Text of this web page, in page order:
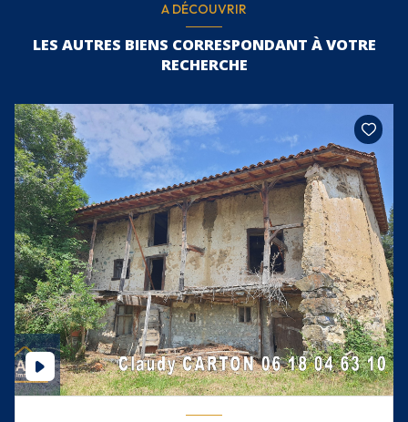
A DÉCOUVRIR
LES AUTRES BIENS CORRESPONDANT À VOTRE
RECHERCHE